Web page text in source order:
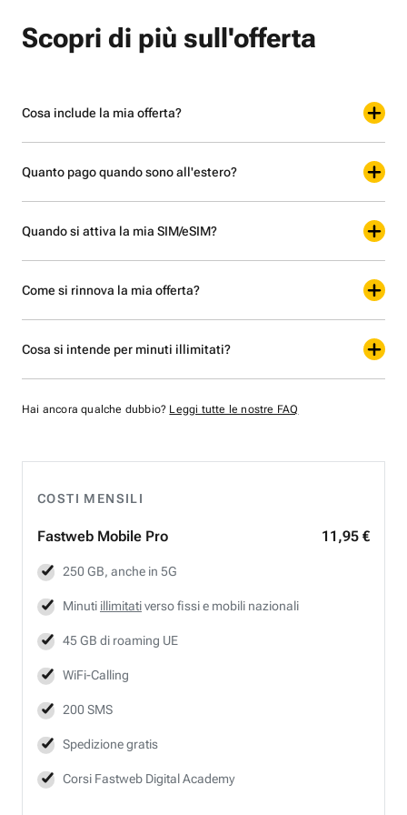
COSTI MENSILI
Fastweb Mobile Pro 11,95 €
250 GB, anche in 5G
Minuti illimitativerso fissi e mobili nazionali
45 GB di roaming UE
WiFi-Calling
200 SMS
Spedizione gratis
Corsi Fastweb Digital Academy
Scopri di più sull'offerta
Cosa include la mia offerta?
Quanto pago quando sono all'estero?
Quando si attiva la mia SIM/eSIM?
Come si rinnova la mia offerta?
Cosa si intende per minuti illimitati?
Hai ancora qualche dubbio? Leggi tutte le nostre FAQ